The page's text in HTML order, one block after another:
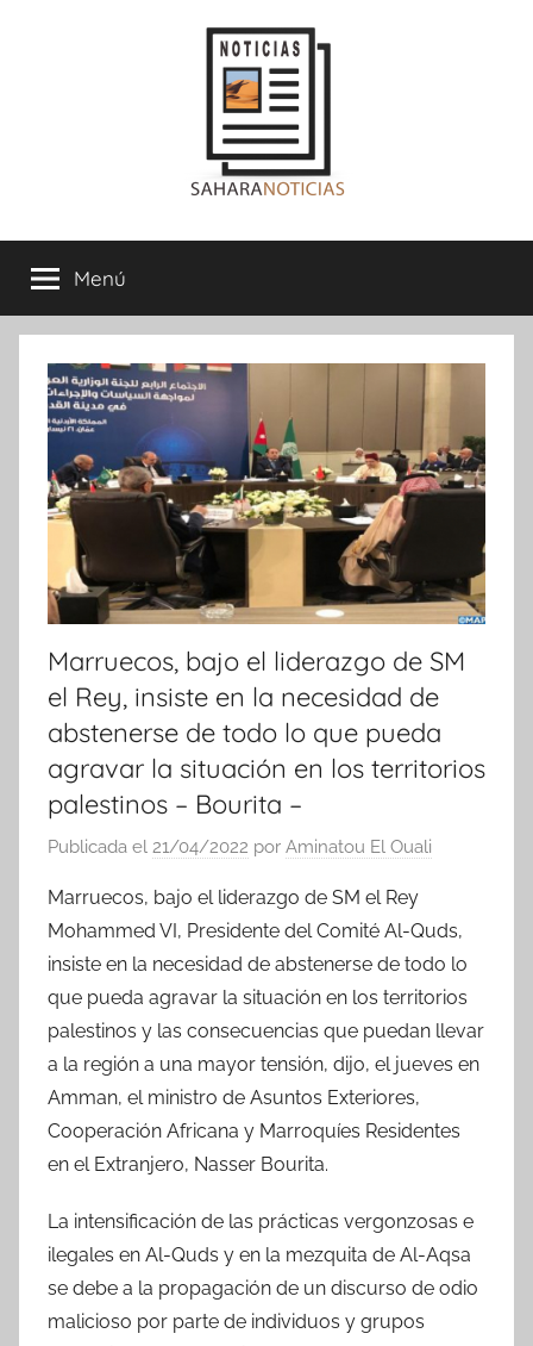
Sahara
Noticias
Menú
Marruecos, bajo el liderazgo de SM
el Rey, insiste en la necesidad de
abstenerse de todo lo que pueda
agravar la situación en los territorios
palestinos – Bourita –
Publicada el 21/04/2022 por Aminatou El Ouali
Marruecos, bajo el liderazgo de SM el Rey
Mohammed VI, Presidente del Comité Al-Quds,
insiste en la necesidad de abstenerse de todo lo
que pueda agravar la situación en los territorios
palestinos y las consecuencias que puedan llevar
a la región a una mayor tensión, dijo, el jueves en
Amman, el ministro de Asuntos Exteriores,
Cooperación Africana y Marroquíes Residentes
en el Extranjero, Nasser Bourita.
La intensificación de las prácticas vergonzosas e
ilegales en Al-Quds y en la mezquita de Al-Aqsa
se debe a la propagación de un discurso de odio
malicioso por parte de individuos y grupos